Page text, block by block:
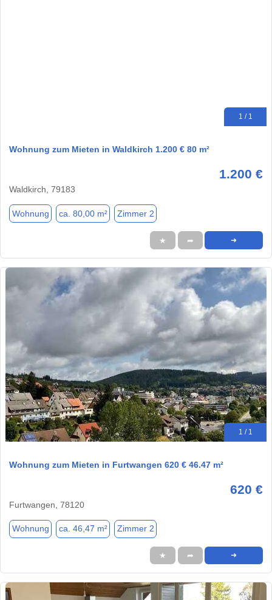
1 / 1
Wohnung zum Mieten in Waldkirch 1.200 € 80 m²
1.200 €
Waldkirch, 79183
Wohnung ca. 80,00 m² Zimmer 2
★ ➦ ➜
1 / 1
Wohnung zum Mieten in Furtwangen 620 € 46.47 m²
620 €
Furtwangen, 78120
Wohnung ca. 46,47 m² Zimmer 2
★ ➦ ➜